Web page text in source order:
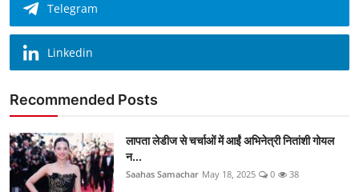
Telegram
Linkedin
Recommended Posts
लापता लेडीज से चर्चाओं में आईं अभिनेत्री नितांशी गोयल
न...
Saahas Samachar May 18, 2025 0 38